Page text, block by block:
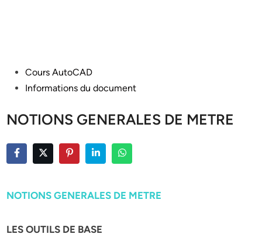
PostedCours AutoCAD
Informations du document
NOTIONS GENERALES DE METRE
NOTIONS GENERALES DE METRE
LES OUTILS DE BASE